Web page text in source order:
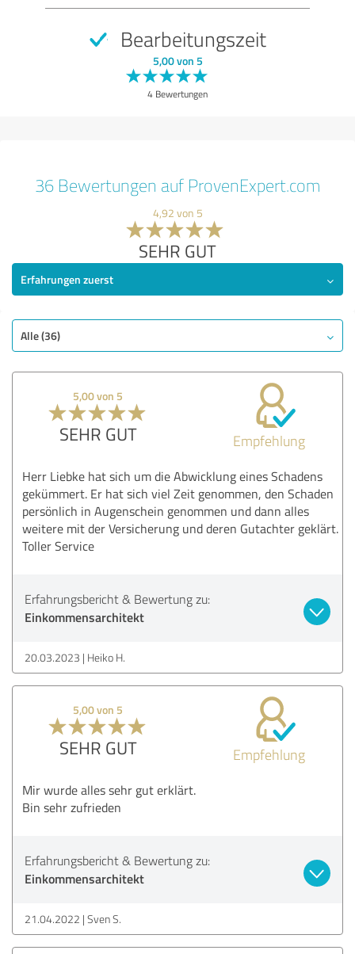
Bearbeitungszeit
5,00 von 5
4 Bewertungen
36 Bewertungen auf ProvenExpert.com
4,92 von 5
SEHR GUT
Erfahrungen zuerst
Alle (36)
5,00 von 5
SEHR GUT Empfehlung
Herr Liebke hat sich um die Abwicklung eines Schadens
gekümmert. Er hat sich viel Zeit genommen, den Schaden
persönlich in Augenschein genommen und dann alles
weitere mit der Versicherung und deren Gutachter geklärt.
Toller Service
Erfahrungsbericht & Bewertung zu:
Einkommensarchitekt
20.03.2023 Heiko H.
5,00 von 5
SEHR GUT Empfehlung
Mir wurde alles sehr gut erklärt.
Bin sehr zufrieden
Erfahrungsbericht & Bewertung zu:
Einkommensarchitekt
21.04.2022 Sven S.